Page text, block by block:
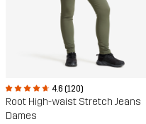
4.6 (120)
Root High-waist Stretch Jeans
Dames